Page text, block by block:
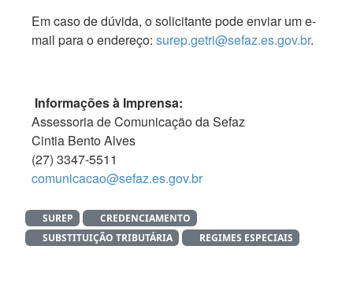
Em caso de dúvida, o solicitante pode enviar um e-
mail para o endereço: surep.getri@sefaz.es.gov.br.
Informações à Imprensa:
Assessoria de Comunicação da Sefaz
Cintia Bento Alves
(27) 3347-5511
comunicacao@sefaz.es.gov.br
SUREP
CREDENCIAMENTO
SUBSTITUIÇÃO TRIBUTÁRIA
REGIMES ESPECIAIS